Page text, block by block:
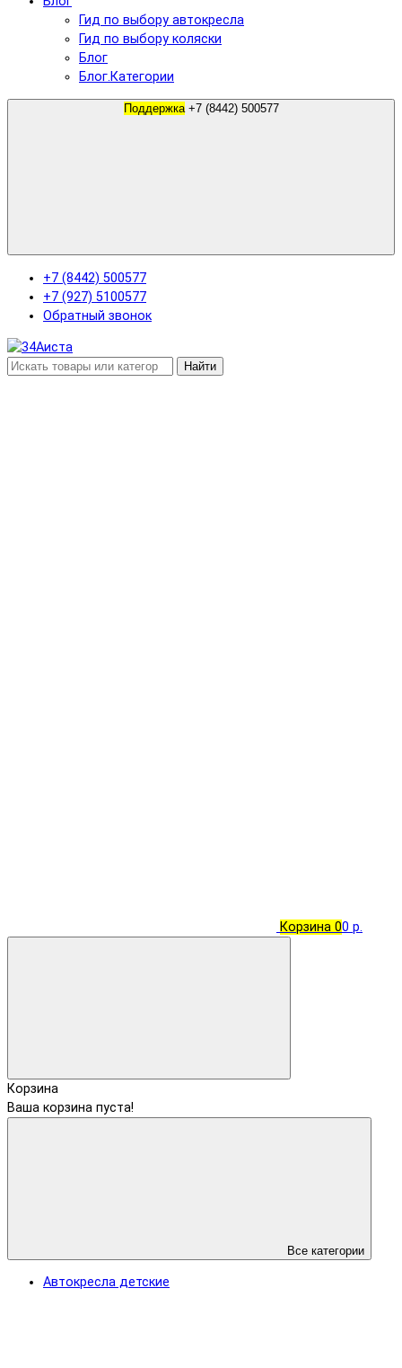
Гид по выбору автокресла
Гид по выбору коляски
Блог
Блог.Категории
Поддержка +7 (8442) 500577
+7 (8442) 500577
+7 (927) 5100577
Обратный звонок
Найти
Корзина 00 р.
Корзина
Ваша корзина пуста!
Все категории
Автокресла детские